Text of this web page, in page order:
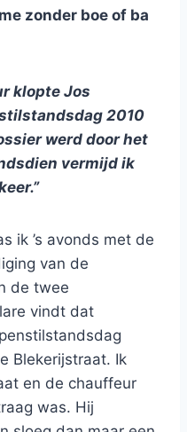
zonder boe of ba
klopte Jos
2010
werd door het
vermijd ik
ik ’s avonds met de
van de
de twee
vindt dat
Blekerijstraat. Ik
en de chauffeur
was. Hij